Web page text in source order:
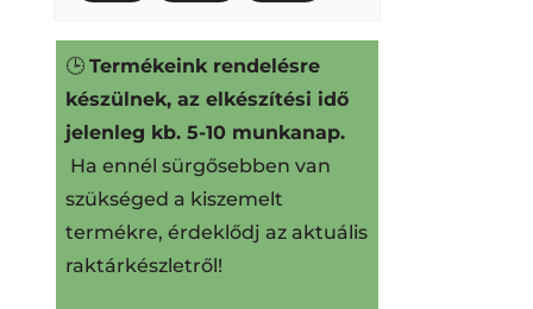
🕒 Termékeink rendelésre
készülnek, az elkészítési idő
jelenleg kb. 5-10 munkanap.
Ha ennél sürgősebben van
szükséged a kiszemelt
termékre, érdeklődj az aktuális
raktárkészletről!